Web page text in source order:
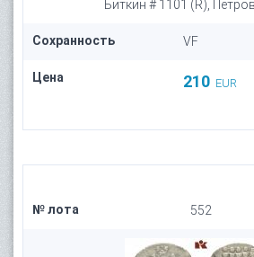
Биткин # 1101 (R),
Сохранность VF
Цена 210 EUR
№ лота 552